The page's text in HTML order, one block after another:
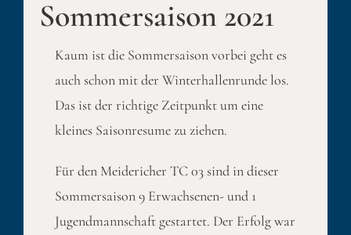
Sommersaison 2021
Kaum ist die Sommersaison vorbei geht es
auch schon mit der Winterhallenrunde los.
Das ist der richtige Zeitpunkt um eine
kleines Saisonresume zu ziehen.
Für den Meidericher TC 03 sind in dieser
Sommersaison 9 Erwachsenen- und 1
Jugendmannschaft gestartet. Der Erfolg war